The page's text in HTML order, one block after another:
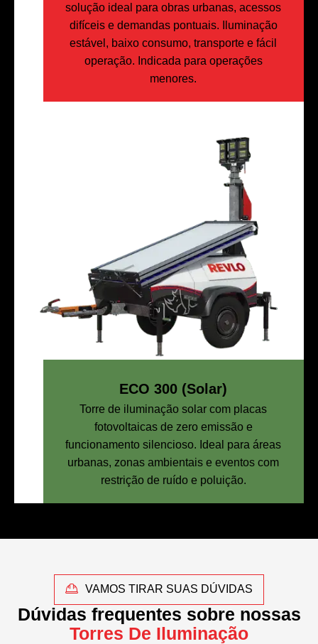
solução ideal para obras urbanas, acessos
difíceis e demandas pontuais. Iluminação
estável, baixo consumo, transporte e fácil
operação. Indicada para operações
menores.
ECO 300 (Solar)
Torre de iluminação solar com placas
fotovoltaicas de zero emissão e
funcionamento silencioso. Ideal para áreas
urbanas, zonas ambientais e eventos com
restrição de ruído e poluição.
VAMOS TIRAR SUAS DÚVIDAS
Dúvidas frequentes sobre nossas
Torres De Iluminação